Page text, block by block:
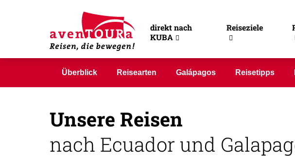
direkt nach
KUBA
Reiseziele
Überblick Reisearten Galápagos Reisetipps
Unsere Reisen
nach Ecuador und